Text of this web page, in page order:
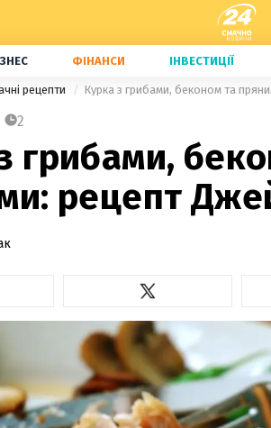
ФІНАНСИ ІНВЕСТИЦІЇ
рецепти Курка з грибами, беконом та
2
грибами,
рецепт